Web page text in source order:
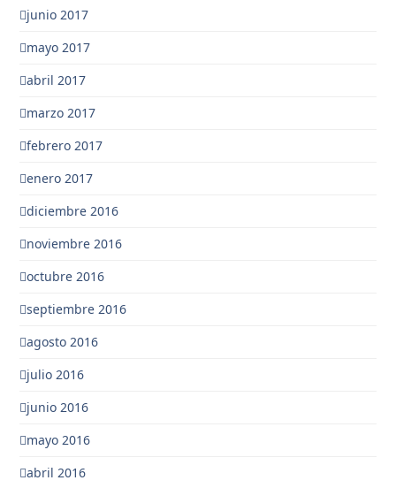
junio 2017
mayo 2017
abril 2017
marzo 2017
febrero 2017
enero 2017
diciembre 2016
noviembre 2016
octubre 2016
septiembre 2016
agosto 2016
julio 2016
junio 2016
mayo 2016
abril 2016